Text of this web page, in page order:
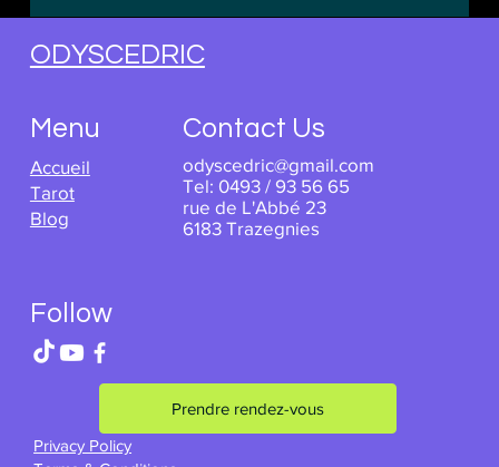
ODYSCEDRIC
Menu
Accueil
Tarot
Blog
Contact Us
odyscedric@gmail.com
Tel: 0493 / 93 56 65
rue de L'Abbé 23
6183 Trazegnies
Follow
Prendre rendez-vous
Privacy Policy